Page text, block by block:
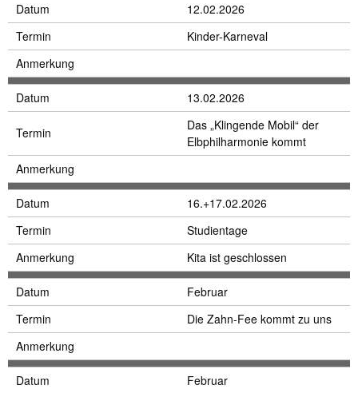
Datum
12.02.2026
Termin
Kinder-Karneval
Anmerkung
Datum 13.02.2026
Termin
Das „Klingende Mobil“ der
Elbphilharmonie kommt
Anmerkung
Datum
16.+17.02.2026
Termin
Studientage
Anmerkung
Kita ist geschlossen
Datum
Februar
Termin
Die Zahn-Fee kommt zu uns
Anmerkung
Datum Februar